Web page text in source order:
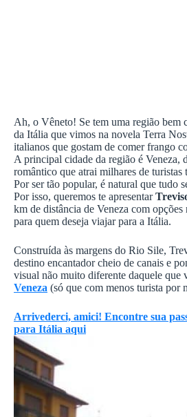
Ah, o Vêneto! Se tem uma região bem
da Itália que vimos na novela Terra
italianos que gostam de comer frango
A principal cidade da região é Veneza,
romântico que atrai milhares de turistas
Por ser tão popular, é natural que tudo
Por isso, queremos te apresentar
km de distância de Veneza com opções
para quem deseja viajar para a Itália.
Construída às margens do Rio Sile,
destino encantador cheio de canais e
visual não muito diferente daquele que
Veneza (só que com menos turista por
Arrivederci, amici! Encontre sua
para Itália aqui